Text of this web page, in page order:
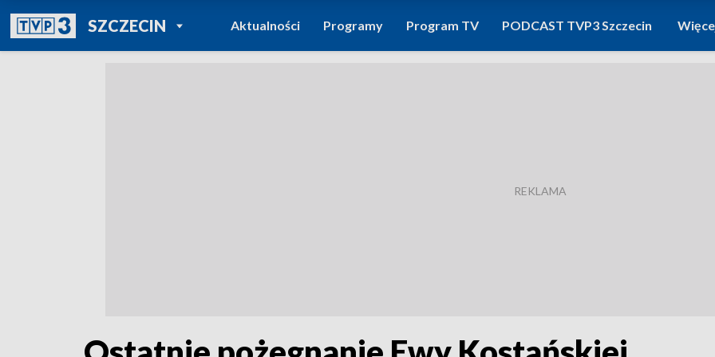
SZCZECINPOWRÓT DO
TVP REGIONY
Aktualności Programy Program TV PODCAST TVP3 Szczecin